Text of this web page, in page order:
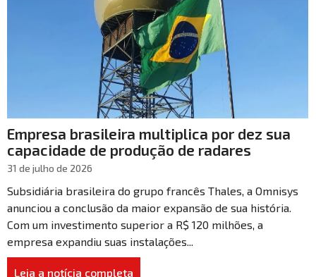
Empresa brasileira multiplica por dez sua
capacidade de produção de radares
31 de julho de 2026
Subsidiária brasileira do grupo francês Thales, a Omnisys
anunciou a conclusão da maior expansão de sua história.
Com um investimento superior a R$ 120 milhões, a
empresa expandiu suas instalações...
Leia a notícia completa